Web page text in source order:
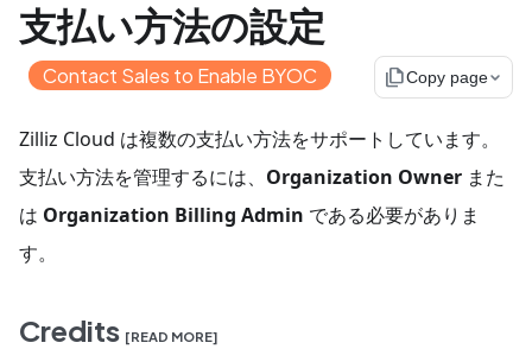
支払い方法の設定
Contact Sales to Enable BYOC file_copyCopy page
Zilliz Cloud は複数の支払い方法をサポートしています。
支払い方法を管理するには、 Organization Owner また
は Organization Billing Admin である必要がありま
す。
Credits [READ MORE]